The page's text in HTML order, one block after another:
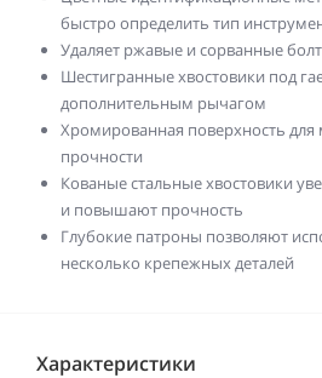
быстро определить тип
Удаляет ржавые и сорванные
Шестигранные хвостовики под
дополнительным рычагом
Хромированная поверхность
прочности
Кованые стальные хвостовики
и повышают прочность
Глубокие патроны позволяют
несколько крепежных деталей
Характеристики